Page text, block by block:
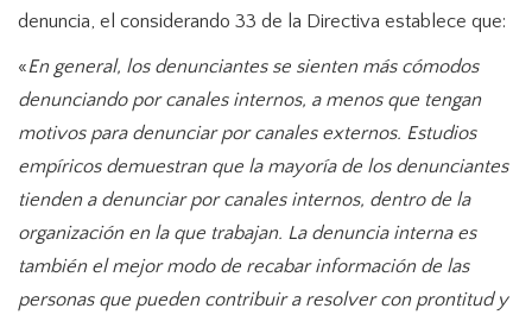
denuncia, el considerando 33 de la Directiva establece que:
«En general, los denunciantes se sienten más cómodos
denunciando por canales internos, a menos que tengan
motivos para denunciar por canales externos. Estudios
empíricos demuestran que la mayoría de los denunciantes
tienden a denunciar por canales internos, dentro de la
organización en la que trabajan. La denuncia interna es
también el mejor modo de recabar información de las
personas que pueden contribuir a resolver con prontitud y